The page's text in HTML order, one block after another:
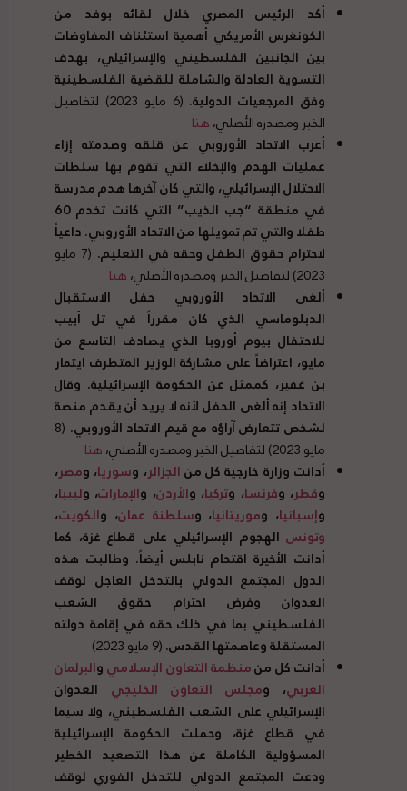
أكد الرئيس المصري خلال لقائه بوفد من
الكونغرس الأمريكي أهمية استئناف المفاوضات
بين الجانبين الفلسطيني والإسرائيلي، بهدف
التسوية العادلة والشاملة للقضية الفلسطينية
وفق المرجعيات الدولية.
(6 مايو 2023) لتفاصيل
الخبر ومصدره الأصلي،هنا
أعرب الاتحاد الأوروبي عن قلقه وصدمته إزاء
عمليات الهدم والإخلاء التي تقوم بها سلطات
الاحتلال الإسرائيلي، والتي كان آخرها هدم مدرسة
في منطقة “جب الذيب” التي كانت تخدم 60
طفلا والتي تم تمويلها من الاتحاد الأوروبي.داعياً
لاحترام حقوق الطفل وحقه في التعليم.
(7 مايو
2023) لتفاصيل الخبر ومصدره الأصلي،
هنا
ألغى الاتحاد الأوروبي حفل الاستقبال
الدبلوماسي الذي كان مقرراً في تل أبيب
للاحتفال بيوم أوروبا الذي يصادف التاسع من
مايو، اعتراضاً على مشاركة الوزير المتطرف ايتمار
بن غفير، كممثل عن الحكومة الإسرائيلية. وقال
الاتحاد إنه ألغى الحفل لأنه لا يريد أن يقدم منصة
لشخص تتعارض آراؤه مع قيم الاتحاد الأوروبي.
(8
مايو 2023) لتفاصيل الخبر ومصدره الأصلي،
هنا
أدانت وزارة خارجية كل منالجزائر، وسوريا، ومصر،
وقطر، وفرنسا، وتركيا، والأردن، والإمارات، وليبيا،
وإسبانيا، وموريتانيا، وسلطنة عمان، والكويت،
وتونس الهجوم الإسرائيلي على قطاع غزة، كما
أدانت الأخيرة اقتحام نابلس أيضاً. وطالبت هذه
الدول المجتمع الدولي بالتدخل العاجل لوقف
العدوان وفرض احترام حقوق الشعب
الفلسطيني بما في ذلك حقه في إقامة دولته
المستقلة وعاصمتها القدس.(9 مايو 2023)
أدانت كل منمنظمة التعاون الإسلاميوالبرلمان
العربي، ومجلس التعاون الخليجي العدوان
الإسرائيلي على الشعب الفلسطيني، ولا سيما
في قطاع غزة، وحملت الحكومة الإسرائيلية
المسؤولية الكاملة عن هذا التصعيد الخطير
ودعت المجتمع الدولي للتدخل الفوري لوقف